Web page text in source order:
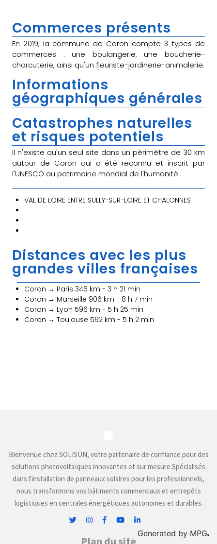
Commerces présents
En 2019, la commune de Coron compte 3 types de
commerces : une boulangerie, une boucherie-
charcuterie, ainsi qu'un fleuriste-jardinerie-animalerie.
Informations
géographiques générales
Catastrophes naturelles
et risques potentiels
Il n'existe qu'un seul site dans un périmètre de 30 km
autour de Coron qui a été reconnu et inscrit par
l'UNESCO au patrimoine mondial de l'humanité :
VAL DE LOIRE ENTRE SULLY-SUR-LOIRE ET CHALONNES
Distances avec les plus
grandes villes françaises
Coron → Paris 346 km - 3 h 21 min
Coron → Marseille 906 km - 8 h 7 min
Coron → Lyon 596 km - 5 h 25 min
Coron → Toulouse 592 km - 5 h 2 min
Bienvenue chez SOLISUN, votre partenaire de confiance pour des
solutions photovoltaïques innovantes et sur mesure.Spécialisés
dans l'installation de panneaux solaires pour les professionnels,
nous transformons vos bâtiments commerciaux et entrepôts
logistiques en centrales énergétiques autonomes et durables.
Plan du site
Generated by MPG